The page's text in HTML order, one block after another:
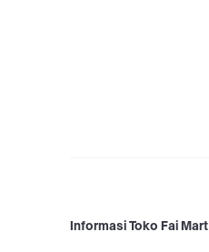
Informasi Toko Fai Mart